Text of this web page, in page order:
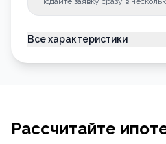
Все характеристики
Рассчитайте